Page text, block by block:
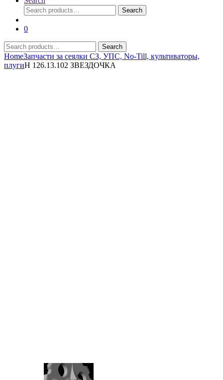
Search
for:
Search
0
Search
for:
Search
HomeЗапчасти за сеялки СЗ, УПС, No-Till, культиваторы,
плугиН 126.13.102 ЗВЕЗДОЧКА